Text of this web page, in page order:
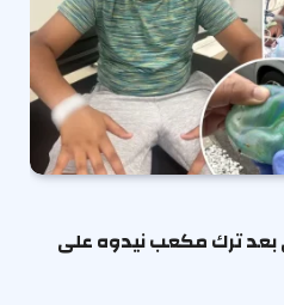
ترك مكعب نيدوه على